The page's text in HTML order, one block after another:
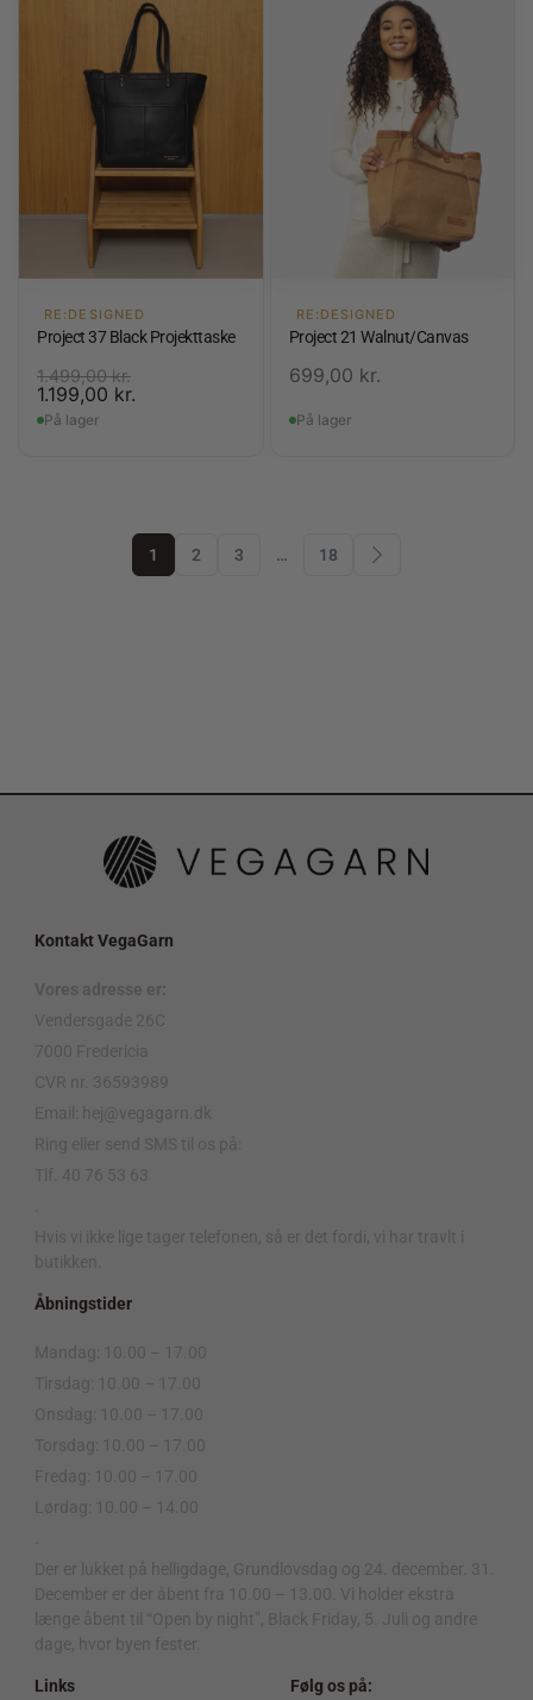
RE:DESIGNED
Project 37 Black Projekttaske
1.499,00kr.
1.199,00 kr.
På lager
RE:DESIGNED
Project 21 Walnut/Canvas
699,00 kr.
På lager
1 2 3 … 18
Kontakt VegaGarn
Vores adresse er:
Vendersgade 26C
7000 Fredericia
CVR nr. 36593989
Email: hej@vegagarn.dk
Ring eller send SMS til os på:
Tlf. 40 76 53 63
Hvis vi ikke lige tager telefonen, så er det fordi, vi har travlt i
butikken.
Åbningstider
Mandag: 10.00 – 17.00
Tirsdag: 10.00 – 17.00
Onsdag: 10.00 – 17.00
Torsdag: 10.00 – 17.00
Fredag: 10.00 – 17.00
Lørdag: 10.00 – 14.00
Der er lukket på helligdage, Grundlovsdag og 24. december. 31.
December er der åbent fra 10.00 – 13.00. Vi holder ekstra
længe åbent til “Open by night”, Black Friday, 5. Juli og andre
dage, hvor byen fester.
Links Følg os på: